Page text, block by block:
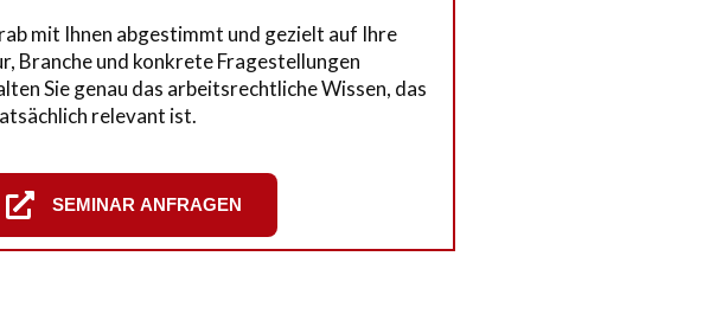
mit Ihnen abgestimmt und gezielt auf Ihre
Branche und konkrete Fragestellungen
Sie genau das arbeitsrechtliche Wissen, das
relevant ist.
SEMINAR ANFRAGEN